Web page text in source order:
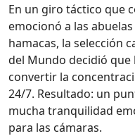
En un giro táctico que
emocionó a las
hamacas, la selección
del Mundo decidió
convertir la
24/7. Resultado: un
mucha tranquilidad
para las cámaras.